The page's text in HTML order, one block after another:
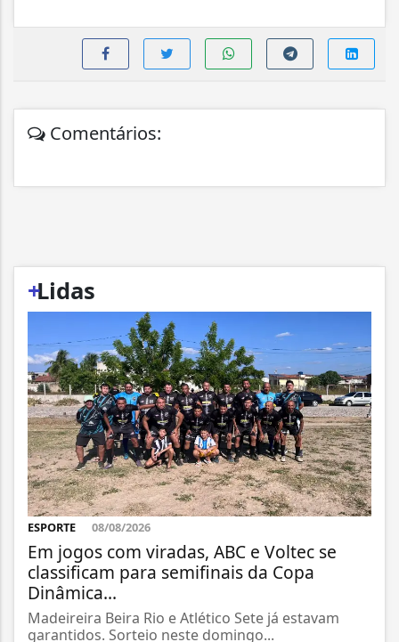
Comentários:
+
Lidas
ESPORTE 08/08/2026
Em jogos com viradas, ABC e Voltec se
classificam para semifinais da Copa
Dinâmica...
Madeireira Beira Rio e Atlético Sete já estavam
garantidos. Sorteio neste domingo...